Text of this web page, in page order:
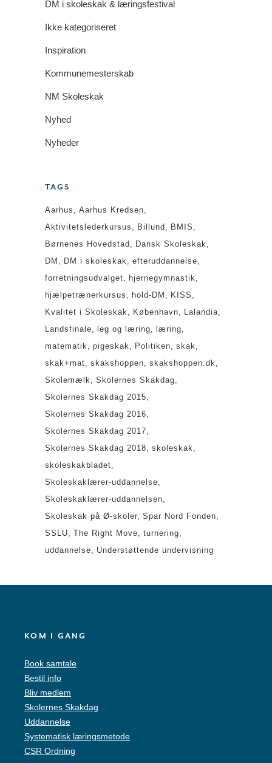
DM i skoleskak & læringsfestival
Ikke kategoriseret
Inspiration
Kommunemesterskab
NM Skoleskak
Nyhed
Nyheder
TAGS
Aarhus
Aarhus Kredsen
Aktivitetslederkursus
Billund
BMIS
Børnenes Hovedstad
Dansk Skoleskak
DM
DM i skoleskak
efteruddannelse
forretningsudvalget
hjernegymnastik
hjælpetrænerkursus
hold-DM
KISS
Kvalitet i Skoleskak
København
Lalandia
Landsfinale
leg og læring
læring
matematik
pigeskak Politiken
skak
skak+mat
skakshoppen
skakshoppen.dk
Skolemælk
Skolernes Skakdag
Skolernes Skakdag 2015
Skolernes Skakdag 2016
Skolernes Skakdag 2017
Skolernes Skakdag 2018
skoleskak
skoleskakbladet
Skoleskaklærer-uddannelse
Skoleskaklærer-uddannelsen
Skoleskak på Ø-skoler Spar Nord Fonden
SSLU
The Right Move
turnering
uddannelse
Understøttende undervisning
KOM I GANG
Book samtale
Bestil info
Bliv medlem
Skolernes Skakdag
Uddannelse
Systematisk læringsmetode
CSR Ordning